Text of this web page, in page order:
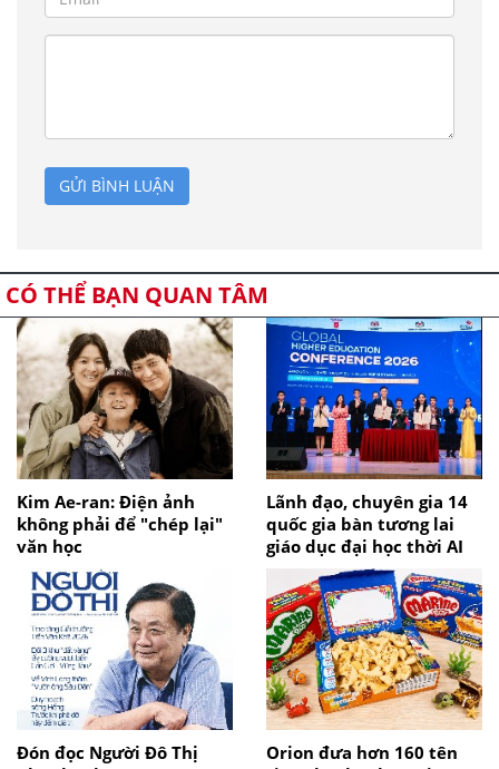
GỬI BÌNH LUẬN
CÓ THỂ BẠN QUAN TÂM
Kim Ae-ran: Điện ảnh
không phải để "chép lại"
văn học
Lãnh đạo, chuyên gia 14
quốc gia bàn tương lai
giáo dục đại học thời AI
Đón đọc Người Đô Thị
Orion đưa hơn 160 tên